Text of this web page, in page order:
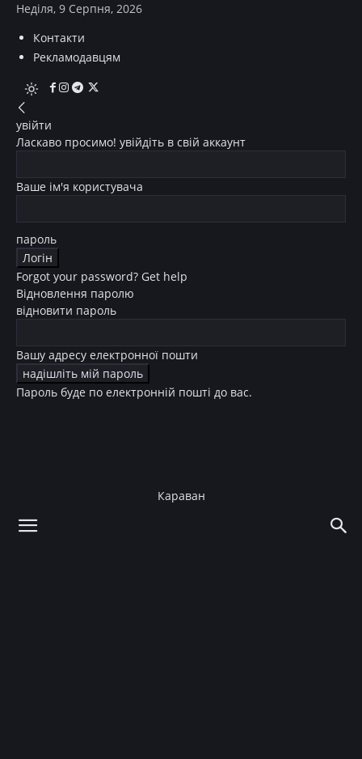
Неділя, 9 Серпня, 2026
Контакти
Рекламодавцям
увійти
Ласкаво просимо! увійдіть в свій аккаунт
Ваше ім'я користувача
пароль
Forgot your password? Get help
Відновлення паролю
відновити пароль
Вашу адресу електронної пошти
Пароль буде по електронній пошті до вас.
Караван